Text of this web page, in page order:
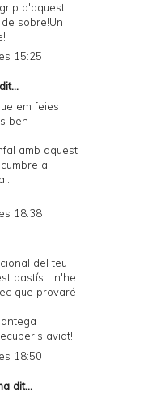
d'aquest
sobre!Un
15:25
em feies
ben
amb aquest
a
18:38
del teu
pastís... n'he
que provaré
aviat!
18:50
dit...